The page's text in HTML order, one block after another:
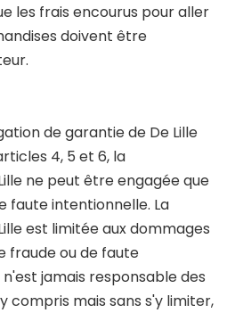
les frais encourus pour aller
doivent être
de garantie de De Lille
4, 5 et 6, la
ne peut être engagée que
faute intentionnelle. La
est limitée aux dommages
fraude ou de faute
jamais responsable des
compris mais sans s'y limiter,